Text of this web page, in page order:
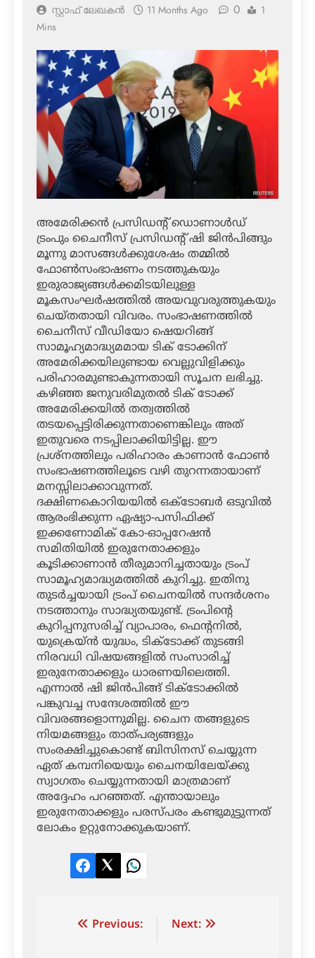
സ്റ്റാഫ് ലേഖകൻ 11 Months Ago 0
1
Mins
അമേരിക്കന്‍ പ്രസിഡന്റ് ഡൊണാള്‍ഡ്
ട്രംപും ചൈനീസ് പ്രസിഡന്റ് ഷി ജിന്‍പിങ്ങും
മൂന്നു മാസങ്ങള്‍ക്കുശേഷം തമ്മില്‍
ഫോണ്‍സംഭാഷണം നടത്തുകയും
ഇരുരാജ്യങ്ങള്‍ക്കമിടയിലുള്ള
മൂകസംഘര്‍ഷത്തില്‍ അയവുവരുത്തുകയും
ചെയ്തതായി വിവരം. സംഭാഷണത്തില്‍
ചൈനീസ് വീഡിയോ ഷെയറിങ്ങ്
സാമൂഹ്യമാദ്ധ്യമമായ ടിക് ടോക്കിന്
അമേരിക്കയിലുണ്ടായ വെല്ലുവിളിക്കും
പരിഹാരമുണ്ടാകുന്നതായി സൂചന ലഭിച്ചു.
കഴിഞ്ഞ ജനുവരിമുതല്‍ ടിക് ടോക്ക്
അമേരിക്കയില്‍ തത്വത്തില്‍
തടയപ്പെട്ടിരിക്കുന്നതാണെങ്കിലും അത്
ഇതുവരെ നടപ്പിലാക്കിയിട്ടില്ല. ഈ
പ്രശ്‌നത്തിലും പരിഹാരം കാണാന്‍ ഫോണ്‍
സംഭാഷണത്തിലൂടെ വഴി തുറന്നതായാണ്
മനസ്സിലാക്കാവുന്നത്.
ദക്ഷിണകൊറിയയില്‍ ഒക്ടോബര്‍ ഒടുവില്‍
ആരംഭിക്കുന്ന ഏഷ്യാ-പസിഫിക്ക്
ഇക്കണോമിക് കോ-ഓപ്പറേഷന്‍
സമിതിയില്‍ ഇരുനേതാക്കളും
കൂടിക്കാണാന്‍ തീരുമാനിച്ചതായും ട്രംപ്
സാമൂഹ്യമാദ്ധ്യമത്തില്‍ കുറിച്ചു. ഇതിനു
തുടര്‍ച്ചയായി ട്രംപ് ചൈനയില്‍ സന്ദര്‍ശനം
നടത്താനും സാദ്ധ്യതയുണ്ട്. ട്രംപിന്റെ
കുറിപ്പനുസരിച്ച് വ്യാപാരം, ഫെന്റനില്‍,
യുക്രെയ്ന്‍ യുദ്ധം, ടിക്ടോക്ക് തുടങ്ങി
നിരവധി വിഷയങ്ങളില്‍ സംസാരിച്ച്
ഇരുനേതാക്കളും ധാരണയിലെത്തി.
എന്നാല്‍ ഷി ജിന്‍പിങ്ങ് ടിക്ടോക്കില്‍
പങ്കുവച്ച സന്ദേശത്തില്‍ ഈ
വിവരങ്ങളൊന്നുമില്ല. ചൈന തങ്ങളുടെ
നിയമങ്ങളും താത്പര്യങ്ങളും
സംരക്ഷിച്ചുകൊണ്ട് ബിസിനസ് ചെയ്യുന്ന
ഏത് കമ്പനിയെയും ചൈനയിലേയ്ക്കു
സ്വാഗതം ചെയ്യുന്നതായി മാത്രമാണ്
അദ്ദേഹം പറഞ്ഞത്. എന്തായാലും
ഇരുനേതാക്കളും പരസ്പരം കണ്ടുമുട്ടുന്നത്
ലോകം ഉറ്റുനോക്കുകയാണ്.
Facebook
TwitterLinkedIn
Post Previous: Next: